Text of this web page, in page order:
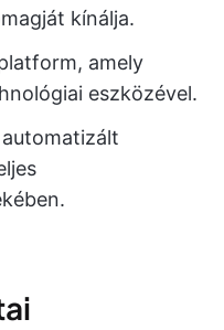
kínálja.
amely
eszközével.